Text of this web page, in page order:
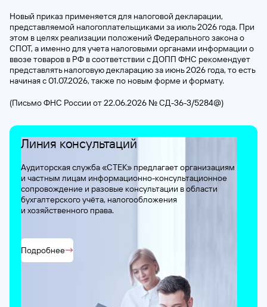
Новый приказ применяется для налоговой декларации,
представляемой налогоплательщиками за июль 2026 года. При
этом в целях реализации положений Федерального закона о
СПОТ, а именно для учета налоговыми органами информации о
ввозе товаров в РФ в соответствии с ДОПП ФНС рекомендует
представлять налоговую декларацию за июнь 2026 года, то есть
начиная с 01.07.2026, также по новым форме и формату.
(Письмо ФНС России от 22.06.2026 № СД-36-3/5284@)
Линия консультаций
Аудиторская служба «СТЕК» предлагает организациям
и частнымлицам информационно-консультационное
сопровождение и разовые консультации в области
бухгалтерского учёта, налогообложения
и хозяйственного права.
Подробнее